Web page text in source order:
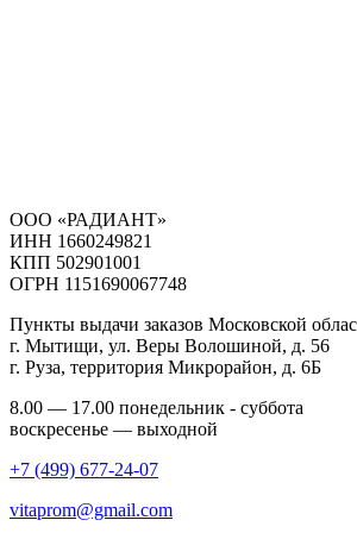
ООО «РАДИАНТ»
ИНН 1660249821
КПП 502901001
ОГРН 1151690067748
Пункты выдачи заказов Московской
г. Мытищи, ул. Веры Волошиной, д. 56
г. Руза, территория Микрорайон, д. 6Б
8.00 — 17.00 понедельник - суббота
воскресенье — выходной
+7 (499) 677-24-07
vitaprom@gmail.com